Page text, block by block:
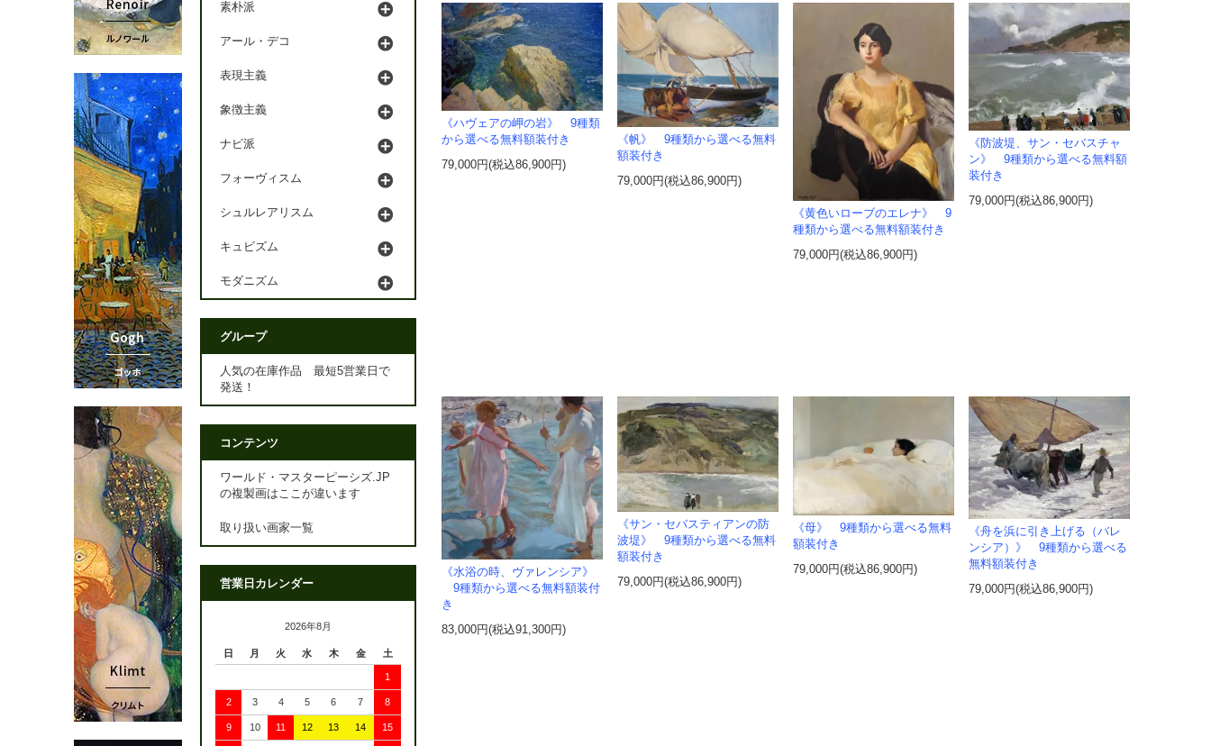
《ハヴェアの岬の岩》 9種類
から選べる無料額装付き
79,000円(税込86,900円)
《帆》 9種類から選べる無料
額装付き
79,000円(税込86,900円)
《黄色いローブのエレナ》 9
種類から選べる無料額装付き
79,000円(税込86,900円)
《防波堤、サン・セバスチャ
ン》 9種類から選べる無料額
装付き
79,000円(税込86,900円)
《水浴の時、ヴァレンシア》
9種類から選べる無料額装付
き
83,000円(税込91,300円)
《サン・セバスティアンの防
波堤》 9種類から選べる無料
額装付き
79,000円(税込86,900円)
《母》 9種類から選べる無料
額装付き
79,000円(税込86,900円)
《舟を浜に引き上げる（バレ
ンシア）》 9種類から選べる
無料額装付き
79,000円(税込86,900円)
素朴派
アール・デコ
表現主義
象徴主義
ナビ派
フォーヴィスム
シュルレアリスム
キュビズム
モダニズム
グループ
人気の在庫作品 最短5営業日で
発送！
コンテンツ
ワールド・マスターピーシズ.JP
の複製画はここが違います
取り扱い画家一覧
営業日カレンダー
2026年8月
日 月 火 水 木 金 土
1
2 3 4 5 6 7 8
9 10 11 12 13 14 15